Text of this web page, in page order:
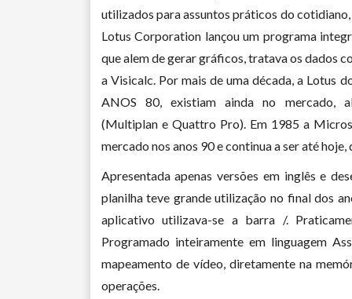
utilizados para assuntos práticos do
Lotus Corporation lançou um programa
que alem de gerar gráficos, tratava os dados
a Visicalc. Por mais de uma década, a Lotus
ANOS 80, existiam ainda no mercado,
(Multiplan e Quattro Pro). Em 1985 a
mercado nos anos 90 e continua a ser até
Apresentada apenas versões em inglês e
planilha teve grande utilização no final dos
aplicativo utilizava-se a barra /.
Programado inteiramente em linguagem
mapeamento de vídeo, diretamente na
operações.